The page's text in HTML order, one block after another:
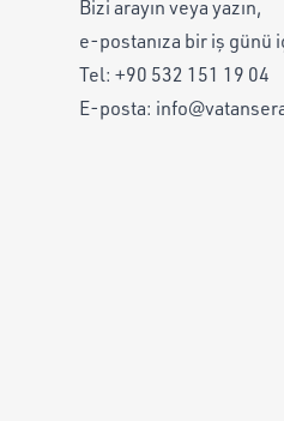
Bizi arayın veya yazın,
e-postanıza bir iş günü
Tel: +90 532 151 19 04
E-posta: